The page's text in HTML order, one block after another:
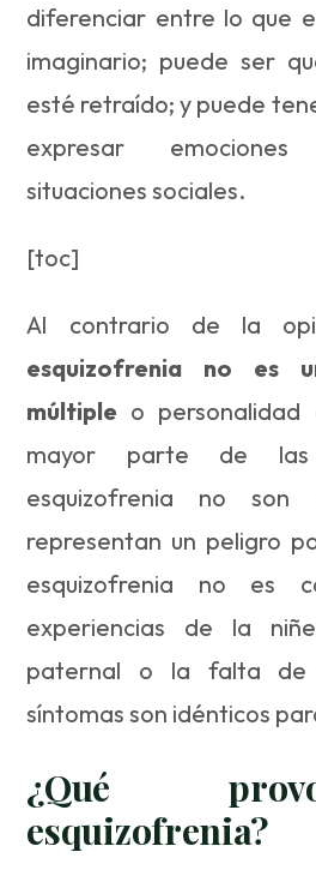
diferenciar entre lo que
imaginario; puede ser
esté retraído; y puede
expresar
situaciones sociales.
[toc]
Al contrario de la
esquizofrenia no es
múltiple o personalidad
mayor parte de las
esquizofrenia no son
representan un peligro
esquizofrenia no es
experiencias de la
paternal o la falta de
síntomas son idénticos
¿Qué
esquizofrenia?